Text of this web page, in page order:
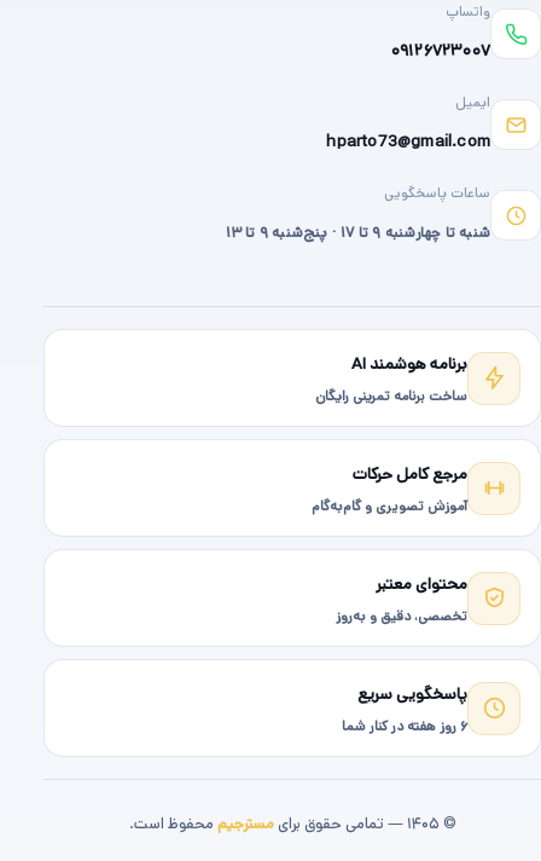
واتساپ
۰۹۱۲۶۷۲۳۰۰۷
ایمیل
hparto73@gmail.com
ساعات پاسخگویی
شنبه تا چهارشنبه ۹ تا ۱۷ · پنج‌شنبه ۹ تا ۱۳
برنامه هوشمند AI
ساخت برنامه تمرینی رایگان
مرجع کامل حرکات
آموزش تصویری و گام‌به‌گام
محتوای معتبر
تخصصی، دقیق و به‌روز
پاسخگویی سریع
۶ روز هفته در کنار شما
© ۱۴۰۵ — تمامی حقوق برای مسترجیم محفوظ است.